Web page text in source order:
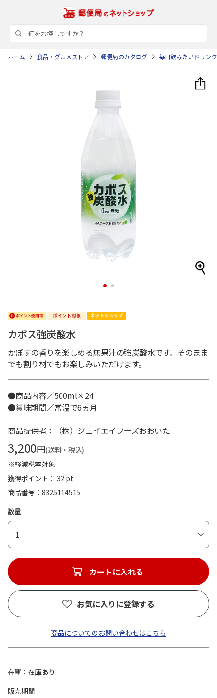
ホーム 食品・グルメストア 郵便局のカタログ 毎日飲みたいドリン
1 2
カボス強炭酸水
かぼすの香りを楽しめる無果汁の強炭酸水です。そのまま
でも割り材でもお楽しみいただけます。
●商品内容／500ml×24
●賞味期間／常温で6ヵ月
商品提供者：（株）ジェイエイフーズおおいた
3,200円(送料・税込)
※軽減税率対象
獲得ポイント： 32 pt
商品番号
8325114515
数量
1
カートに入れる
お気に入りに登録する
商品についてのお問い合わせはこちら
在庫
在庫あり
販売期間